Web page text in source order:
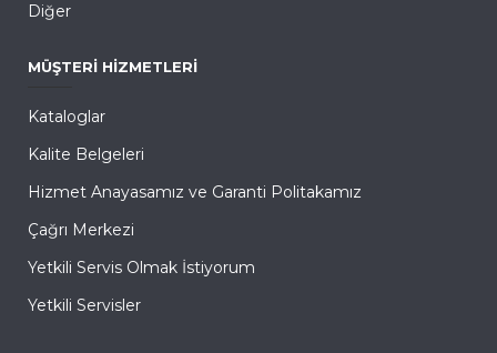
Diğer
MÜŞTERI HIZMETLERI
Kataloglar
Kalite Belgeleri
Hizmet Anayasamız ve Garanti Politakamız
Çağrı Merkezi
Yetkili Servis Olmak İstiyorum
Yetkili Servisler